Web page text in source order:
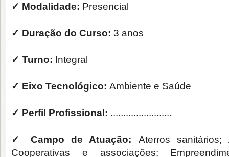
✓ Modalidade: Presencial
✓ Duração do Curso: 3 anos
✓ Turno: Integral
✓ Eixo Tecnológico: Ambiente e Saúde
✓ Perfil Profissional: ........................
✓ Campo de Atuação: Aterros
Cooperativas e associações;